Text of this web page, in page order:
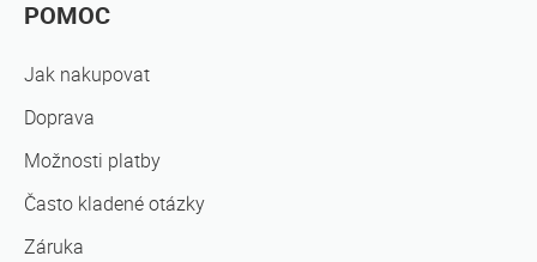
POMOC
Jak nakupovat
Doprava
Možnosti platby
Často kladené otázky
Záruka